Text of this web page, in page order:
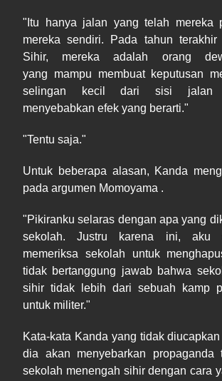
"Itu hanya jalan yang telah mereka
mereka sendiri. Pada tahun
Sihir, mereka adalah orang
yang mampu membuat keputusan
selingan kecil dari sisi jalan
menyebabkan efek yang berarti."
"Tentu saja."
Untuk beberapa alasan, Kanda
pada argumen Momoyama .
"Pikiranku selaras dengan apa yang
sekolah. Justru karena ini, aku
memeriksa sekolah untuk
tidak bertanggung jawab bahwa
sihir tidak lebih dari sebuah kamp
untuk militer."
Kata-kata Kanda yang tidak
dia akan menyebarkan propaganda
sekolah menengah sihir dengan cara